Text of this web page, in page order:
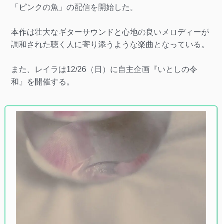
「ピンクの魚」の配信を開始した。
本作は壮大なギターサウンドと心地の良いメロディーが
調和された聴く人に寄り添うような楽曲となっている。
また、レイラは12/26（日）に自主企画『いとしの令
和』を開催する。